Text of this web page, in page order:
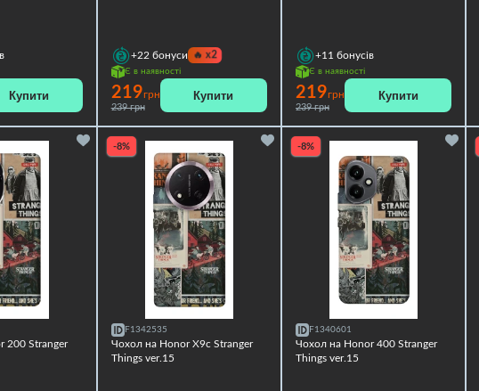
Купити
+22 бонуси 🔥 x2
Є в наявності
219грн
239 грн
Купити
+11 бонусів
Є в наявності
219грн
239 грн
Купити
200 Stranger
-8%
F1342535
Чохол на Honor X9c Stranger
Things ver.15
-8%
F1340601
Чохол на Honor 400 Stranger
Things ver.15